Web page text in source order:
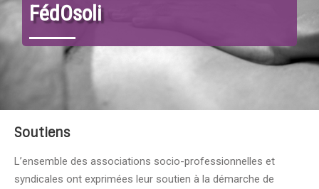
FédOsoli
Soutiens
L’ensemble des associations socio-professionnelles et
syndicales ont exprimées leur soutien à la démarche de